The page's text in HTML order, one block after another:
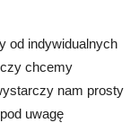
od indywidualnych
chcemy
nam prosty
uwagę